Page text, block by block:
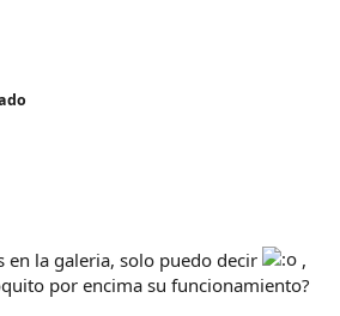
en la galeria, solo puedo decir
,
por encima su funcionamiento?